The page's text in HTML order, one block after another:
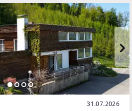
31.07.2026